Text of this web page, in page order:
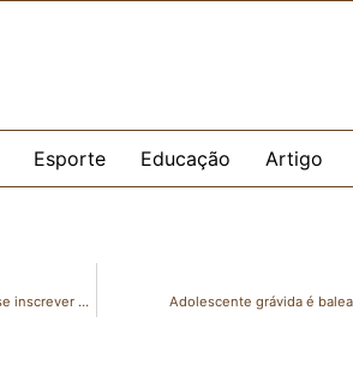
Esporte Educação Artigo
Enem: participantes com direito à isenção que não compareceram às provas podem se inscrever até domingo (26) Adolescente grávida é